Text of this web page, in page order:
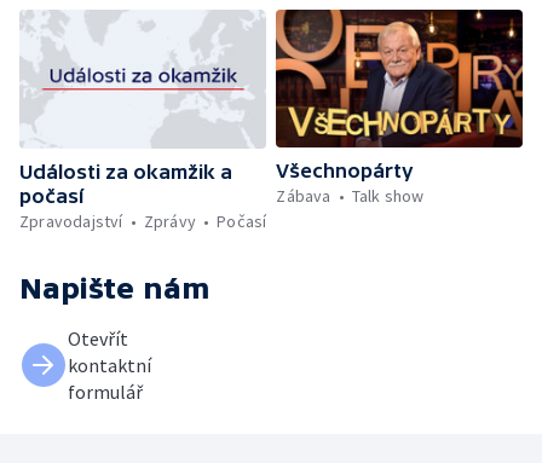
Události za okamžik a
počasí
Zpravodajství
Zprávy Počasí
Všechnopárty
Zábava
Talk show
Napište nám
Otevřít
kontaktní
formulář